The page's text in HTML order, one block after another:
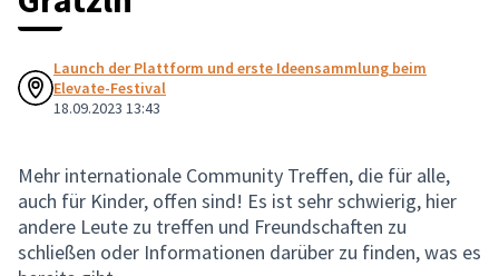
Launch der Plattform und erste Ideensammlung beim
Elevate-Festival
18.09.2023 13:43
Mehr internationale Community Treffen, die für alle,
auch für Kinder, offen sind! Es ist sehr schwierig, hier
andere Leute zu treffen und Freundschaften zu
schließen oder Informationen darüber zu finden, was es